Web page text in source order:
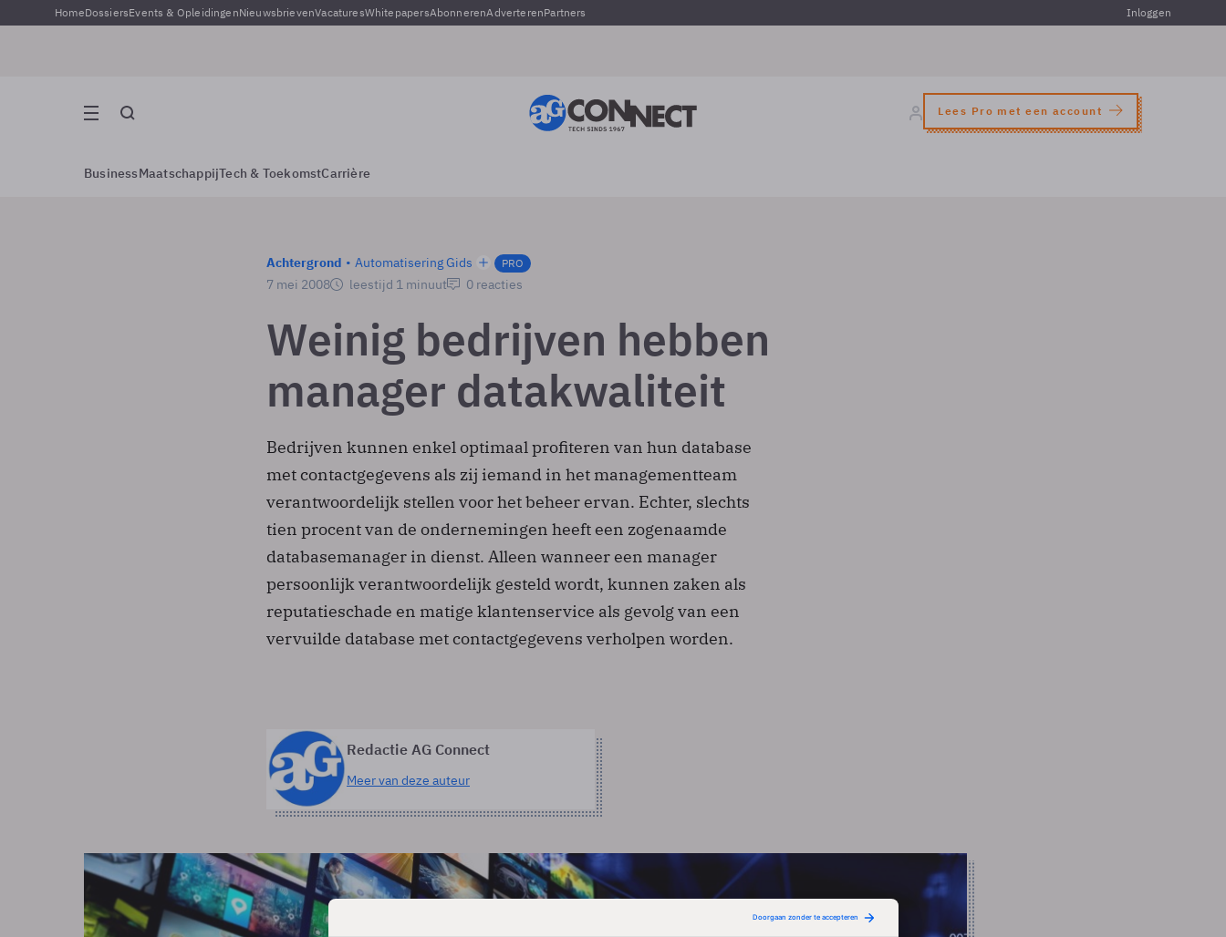
HomeDossiersEvents & OpleidingenNieuwsbrievenVacaturesWhitepapersAbonnerenAdverterenPartners Inloggen
Lees Pro met een account
BusinessMaatschappijTech & ToekomstCarrière
Achtergrond Automatisering Gids PRO
7 mei 2008 leestijd 1 minuut 0 reacties
Weinig bedrijven hebben
manager datakwaliteit
Bedrijven kunnen enkel optimaal profiteren van hun database
met contactgegevens als zij iemand in het managementteam
verantwoordelijk stellen voor het beheer ervan. Echter, slechts
tien procent van de ondernemingen heeft een zogenaamde
databasemanager in dienst. Alleen wanneer een manager
persoonlijk verantwoordelijk gesteld wordt, kunnen zaken als
reputatieschade en matige klantenservice als gevolg van een
vervuilde database met contactgegevens verholpen worden.
Redactie AG Connect
Meer van deze auteur